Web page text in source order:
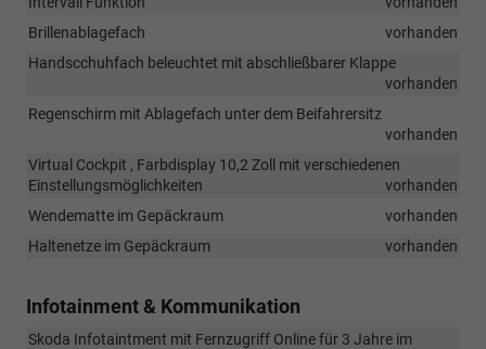
Brillenablagefach
vorhanden
Handscchuhfach beleuchtet mit abschließbarer Klappe
vorhanden
Regenschirm mit Ablagefach unter dem Beifahrersitz
vorhanden
Virtual Cockpit , Farbdisplay 10,2 Zoll mit verschiedenen
Einstellungsmöglichkeiten
vorhanden
Wendematte im Gepäckraum
vorhanden
Haltenetze im Gepäckraum
vorhanden
Infotainment & Kommunikation
Skoda Infotaintment mit Fernzugriff Online für 3 Jahre im